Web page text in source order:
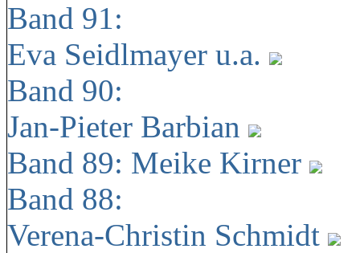
Band 91:
Eva Seidlmayer u.a.
Band 90:
Jan-Pieter Barbian
Band 89: Meike Kirner
Band 88:
Verena-Christin Schmidt